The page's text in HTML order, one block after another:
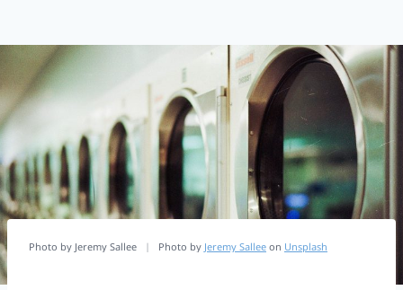
Photo by Jeremy Sallee | Photo by Jeremy Sallee on Unsplash